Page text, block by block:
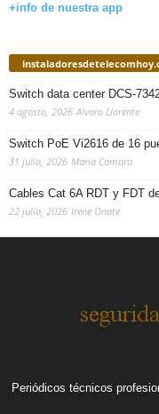
+info de nuestra app
Switch data center DCS-
4 agosto, 2026 Alvaro Llorente
Switch PoE Vi2616 de 16
31 julio, 2026 Maria Camara
Cables Cat 6A RDT y FDT
22 julio, 2026 Irene Onate
Periódicos técnicos